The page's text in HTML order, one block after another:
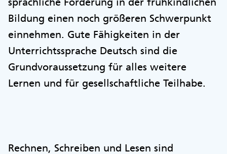
Bildung einen noch größeren Schwerpunkt
einnehmen. Gute Fähigkeiten in der
Unterrichtssprache Deutsch sind die
Grundvoraussetzung für alles weitere
Lernen und für gesellschaftliche Teilhabe.
Rechnen, Schreiben und Lesen sind